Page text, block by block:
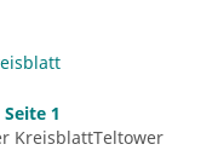
1
KreisblattTeltower